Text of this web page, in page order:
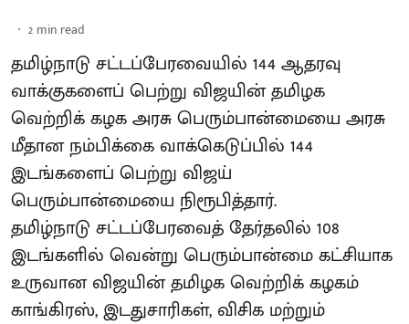
2 min read
தமிழ்நாடு சட்டப்பேரவையில் 144 ஆதரவு
வாக்குகளைப் பெற்று விஜயின் தமிழக
வெற்றிக் கழக அரசு பெரும்பான்மையை அரசு
மீதான நம்பிக்கை வாக்கெடுப்பில் 144
இடங்களைப் பெற்று விஜய்
பெரும்பான்மையை நிரூபித்தார்.
தமிழ்நாடு சட்டப்பேரவைத் தேர்தலில் 108
இடங்களில் வென்று பெரும்பான்மை கட்சியாக
உருவான விஜயின் தமிழக வெற்றிக் கழகம்
காங்கிரஸ், இடதுசாரிகள், விசிக மற்றும்